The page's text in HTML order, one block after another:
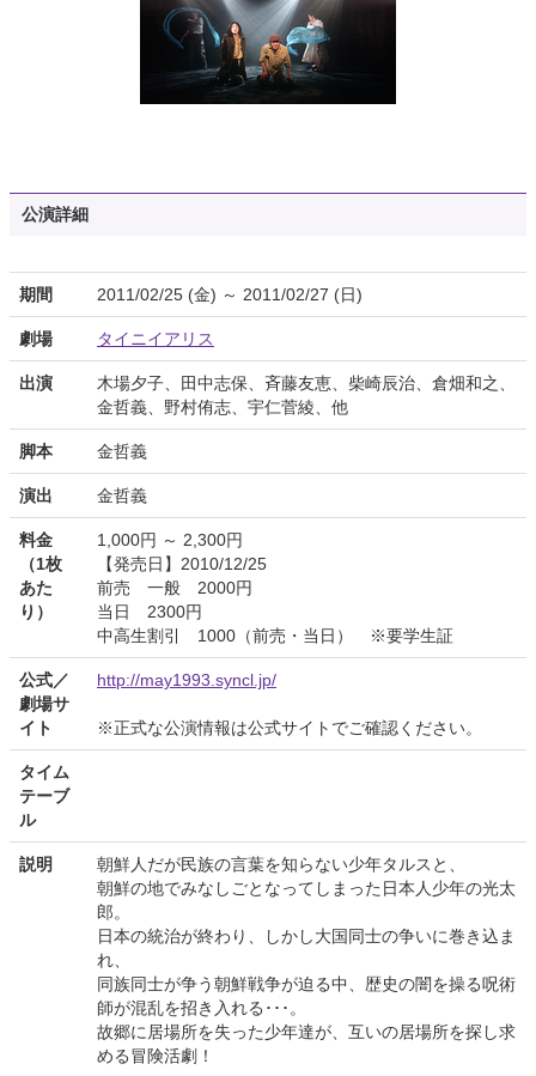
公演詳細
期間 2011/02/25 (金) ～ 2011/02/27 (日)
劇場 タイニイアリス
出演
木場夕子、田中志保、斉藤友恵、柴崎辰治、倉畑和之、
金哲義、野村侑志、宇仁菅綾、他
脚本 金哲義
演出 金哲義
料金
（1枚
あた
り）
1,000円 ～ 2,300円
【発売日】2010/12/25
前売 一般 2000円
当日 2300円
中高生割引 1000（前売・当日） ※要学生証
公式／
劇場サ
イト
http://may1993.syncl.jp/
※正式な公演情報は公式サイトでご確認ください。
タイム
テーブ
ル
説明
朝鮮人だが民族の言葉を知らない少年タルスと、
朝鮮の地でみなしごとなってしまった日本人少年の光太
郎。
日本の統治が終わり、しかし大国同士の争いに巻き込ま
れ、
同族同士が争う朝鮮戦争が迫る中、歴史の闇を操る呪術
師が混乱を招き入れる･･･。
故郷に居場所を失った少年達が、互いの居場所を探し求
める冒険活劇！